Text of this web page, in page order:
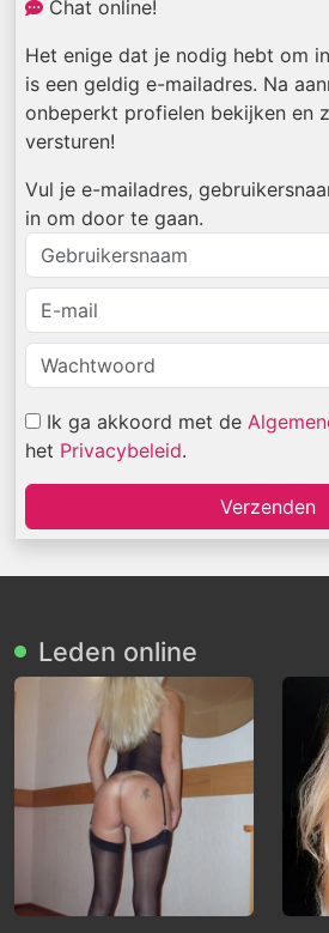
Chat online!
Het enige dat je nodig hebt om
is een geldig e-mailadres. Na
onbeperkt profielen bekijken en
versturen!
Vul je e-mailadres,
in om door te gaan.
Ik ga akkoord met de
het Privacybeleid.
Verzenden
Leden online